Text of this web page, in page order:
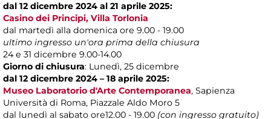
dal 12 dicembre 2024 al 21 aprile 2025:
Casino dei Principi, Villa Torlonia
dal martedì alla domenica ore 9.00 - 19.00
ultimo ingresso un'ora prima della chiusura
24 e 31 dicembre 9.00-14.00
Giorno di chiusura: Lunedì, 25 dicembre
dal 12 dicembre 2024 – 18 aprile 2025:
Museo Laboratorio d'Arte Contemporanea, Sapienza
Università di Roma, Piazzale Aldo Moro 5
dal lunedì al sabato ore12.00 - 19.00 (con ingresso gratuito)